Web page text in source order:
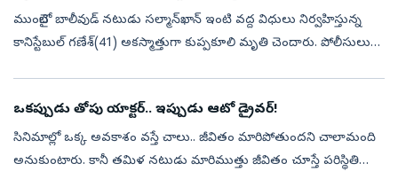
ముంబైలో బాలీవుడ్‌ నటుడు సల్మాన్‌ఖాన్‌ ఇంటి వద్ద విధులు నిర్వహిస్తున్న
కానిస్టేబుల్‌ గణేశ్‌(41) అకస్మాత్తుగా కుప్పకూలి మృతి చెందారు. పోలీసులు
ఒకప్పుడు తోపు యాక్టర్‌.. ఇప్పుడు ఆటో డ్రైవర్‌!
సినిమాల్లో ఒక్క అవకాశం వస్తే చాలు.. జీవితం మారిపోతుందని చాలామంది
అనుకుంటారు. కానీ తమిళ నటుడు మారిముత్తు జీవితం చూస్తే పరిస్థితి